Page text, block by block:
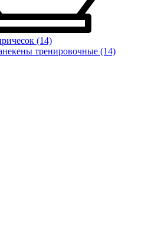
(14)
тренировочные (14)